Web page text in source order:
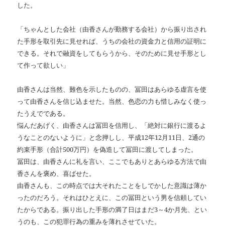
した。
「ちゃんとした会社（由香さんが勤務する会社）から振り出され
た手形を取引先に見せれば、うちの会社の資金力と信用の証明に
できる。それで融資をしてもらうから、そのために見せ手形とし
て作って欲しい」
由香さんは当然、難色を示したものの、冨田はあらゆる虚言を使
って由香さんを信じ込ませた。当然、色恋の力も惜しみなく使っ
たうえでである。
悩んだあげく、由香さんは冨田を信用し、「絶対に銀行に渡るよ
うなことのないように」と念押しし、平成12年12月11日、2通の
約束手形（合計500万円）を偽造して冨田に渡してしまった。
冨田は、由香さんに礼を言い、ここでもありとあらゆる方法で由
香さんを褒め、喜ばせた。
由香さんも、この時点では大それたことをしでかした意識は薄か
ったのだろう。それはひとえに、この冨田という男を信頼してい
たからである。振り出した手形の満了日はまだ3～4か月先、とい
うのも、この犯罪行為の重みを薄れさせていた。